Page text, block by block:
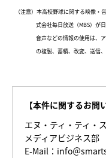
（注意）本高校野球に関する映像
式会社毎日放送（MBS）が
音声などの情報の使用は、
の複製、蓄積、改変、送信
【本件に関するお問
エヌ・ティ・ティ・
メディアビジネス部
E-Mail：info＠